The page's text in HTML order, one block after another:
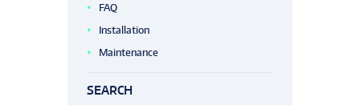
FAQ
Installation
Maintenance
SEARCH